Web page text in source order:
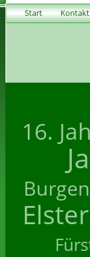
Start Kontakt
16.